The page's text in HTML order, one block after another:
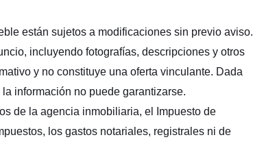
están sujetos a modificaciones sin previo aviso.
incluyendo fotografías, descripciones y otros
y no constituye una oferta vinculante. Dada
información no puede garantizarse.
de la agencia inmobiliaria, el Impuesto de
los gastos notariales, registrales ni de